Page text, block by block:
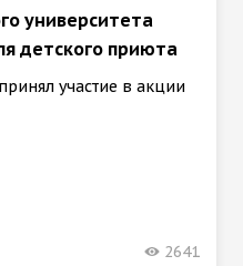
университета
детского приюта
участие в акции
2641